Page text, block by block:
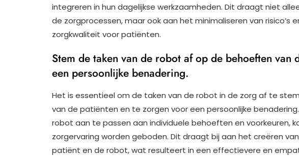
integreren in hun dagelijkse werkzaamheden. Dit draagt niet
de zorgprocessen, maar ook aan het minimaliseren van risico’s
zorgkwaliteit voor patiënten.
Stem de taken van de robot af op de behoeften van
een persoonlijke benadering.
Het is essentieel om de taken van de robot in de zorg af te
van de patiënten en te zorgen voor een persoonlijke
robot aan te passen aan individuele behoeften en voorkeuren,
zorgervaring worden geboden. Dit draagt bij aan het creëren
patiënt en de robot, wat resulteert in een effectievere en